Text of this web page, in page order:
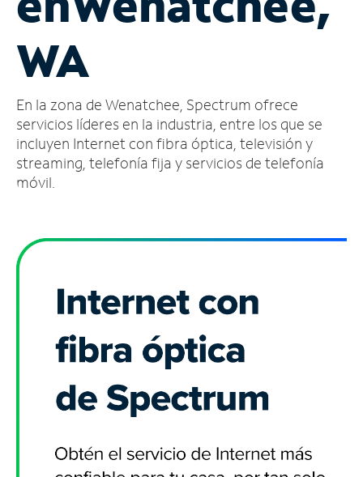
cuenta
Encuentra
tienda
WA
En la zona de Wenatchee, Spectrum ofrece
servicios líderes en la industria, entre los que se
incluyen Internet con fibra óptica, televisión y
streaming, telefonía fija y servicios de telefonía
móvil.